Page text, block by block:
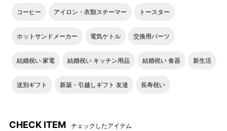
コーヒー アイロン・衣類スチーマー トースター
ホットサンドメーカー 電気ケトル 交換用パーツ
結婚祝い 家電 結婚祝い キッチン用品 結婚祝い 食器 新生活
送別ギフト 新築・引越しギフト 友達 長寿祝い
CHECK ITEM チェックしたアイテム